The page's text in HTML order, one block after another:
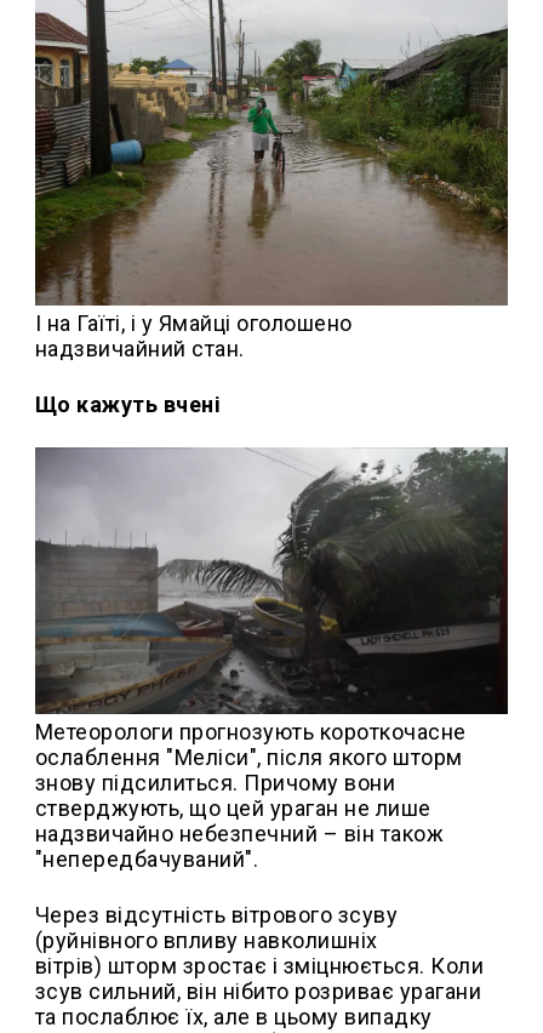
І на Гаїті, і у Ямайці оголошено
надзвичайний стан.
Що кажуть вчені
Метеорологи прогнозують короткочасне
ослаблення "Меліси", після якого шторм
знову підсилиться. Причому вони
стверджують, що цей ураган не лише
надзвичайно небезпечний – він також
"непередбачуваний".
Через відсутність вітрового зсуву
(руйнівного впливу навколишніх
вітрів) шторм зростає і зміцнюється. Коли
зсув сильний, він нібито розриває урагани
та послаблює їх, але в цьому випадку